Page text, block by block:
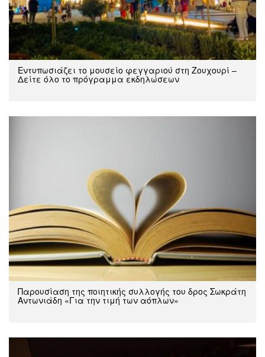
Εντυπωσιάζει το μουσείο φεγγαριού στη Ζουχουρί –
Δείτε όλο το πρόγραμμα εκδηλώσεων
Παρουσίαση της ποιητικής συλλογής του δρος Σωκράτη
Αντωνιάδη «Για την τιμή των αόπλων»